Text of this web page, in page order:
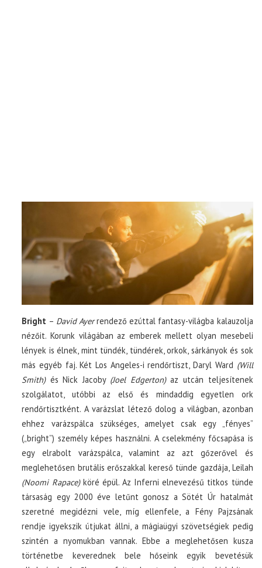
Bright – David Ayerrendező ezúttal fantasy-világba kalauzolja
nézőit. Korunk világában az emberek mellett olyan mesebeli
lények is élnek, mint tündék, tündérek, orkok, sárkányok és sok
más egyéb faj. Két Los Angeles-i rendőrtiszt, Daryl Ward (Will
Smith)és Nick Jacoby (Joel Edgerton)az utcán teljesítenek
szolgálatot, utóbbi az első és mindaddig egyetlen ork
rendőrtisztként. A varázslat létező dolog a világban, azonban
ehhez varázspálca szükséges, amelyet csak egy „fényes”
(„bright”) személy képes használni. A cselekmény főcsapása is
egy elrabolt varázspálca, valamint az azt gőzerővel és
meglehetősen brutális erőszakkal kereső tünde gazdája, Leilah
(Noomi Rapace)köré épül. Az Inferni elnevezésű titkos tünde
társaság egy 2000 éve letűnt gonosz a Sötét Úr hatalmát
szeretné megidézni vele, míg ellenfele, a Fény Pajzsának
rendje igyekszik útjukat állni, a mágiaügyi szövetségiek pedig
szintén a nyomukban vannak. Ebbe a meglehetősen kusza
történetbe keverednek bele hőseink egyik bevetésük